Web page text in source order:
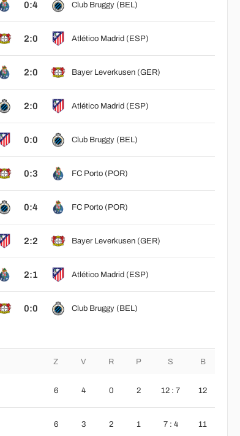
0:4 Club Bruggy (BEL)
2:0 Atlético Madrid (ESP)
2:0 Bayer Leverkusen (GER)
2:0 Atlético Madrid (ESP)
0:0 Club Bruggy (BEL)
0:3 FC Porto (POR)
0:4 FC Porto (POR)
2:2 Bayer Leverkusen (GER)
2:1 Atlético Madrid (ESP)
0:0 Club Bruggy (BEL)
Z V R P S B
6 4 0 2 12 : 7 12
6 3 2 1 7 : 4 11